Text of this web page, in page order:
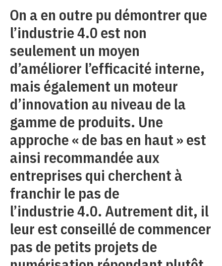
On a en outre pu démontrer que
l’industrie 4.0 est non
seulement un moyen
d’améliorer l’efficacité interne,
mais également un moteur
d’innovation au niveau de la
gamme de produits. Une
approche « de bas en haut » est
ainsi recommandée aux
entreprises qui cherchent à
franchir le pas de
l’industrie 4.0. Autrement dit, il
leur est conseillé de commencer
pas de petits projets de